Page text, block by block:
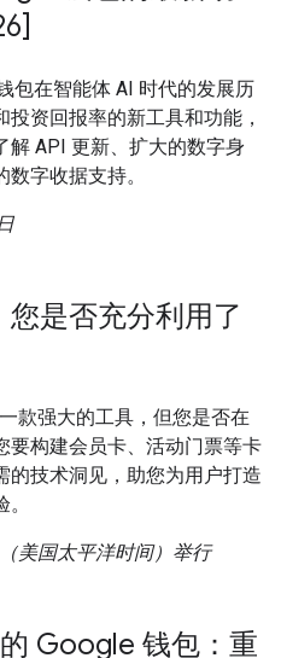
包在智能体 AI 时代的发展历
资回报率的新工具和功能，
解 API 更新、扩大的数字身
字收据支持。
是否充分利用了
款强大的工具，但您是否在
要构建会员卡、活动门票等卡
的技术洞见，助您为用户打造
美国太平洋时间）举行
Google 钱包：重